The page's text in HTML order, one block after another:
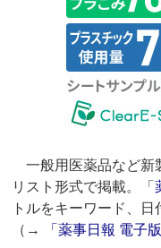
一般用医薬品など新
リスト形式で掲載。「
トルをキーワード、日
（→
「薬事日報 電子